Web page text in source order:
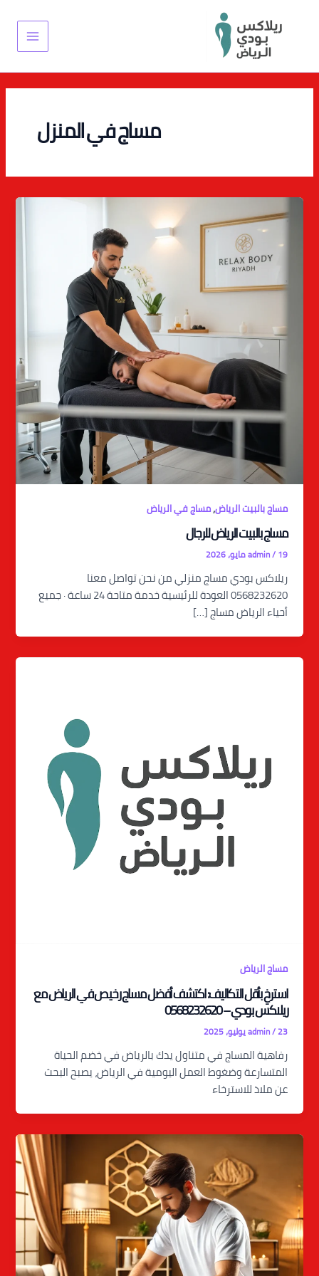
Main
Menu
مساج في المنزل
مساج بالبيت الرياض,مساج في الرياض
مساج بالبيت الرياض للرجال
admin/19 مايو، 2026
ريلاكس بودي مساج منزلي من نحن تواصل معنا
0568232620 العودة للرئيسية خدمة متاحة 24 ساعة · جميع
أحياء الرياض مساج […]
مساج الرياض
استرخِ بأقل التكاليف: اكتشف أفضل مساج رخيص في الرياض مع
ريلاكس بودي – 0568232620
admin/23 يوليو، 2025
رفاهية المساج في متناول يدك بالرياض في خضم الحياة
المتسارعة وضغوط العمل اليومية في الرياض، يصبح البحث
عن ملاذ للاسترخاء